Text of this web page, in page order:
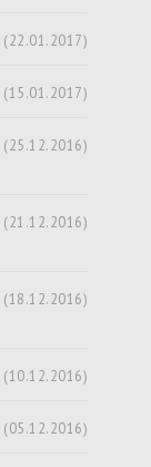
(22.01.2017)
(15.01.2017)
(25.12.2016)
(21.12.2016)
(18.12.2016)
(10.12.2016)
(05.12.2016)